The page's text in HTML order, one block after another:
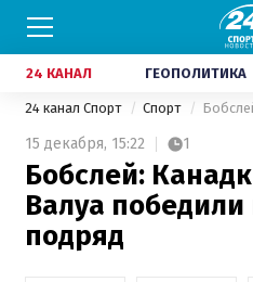
24 КАНАЛ ГЕОПОЛИТИКА
24 канал Спорт Спорт
15 декабря, 15:22 1
Бобслей:
Валуа
подряд